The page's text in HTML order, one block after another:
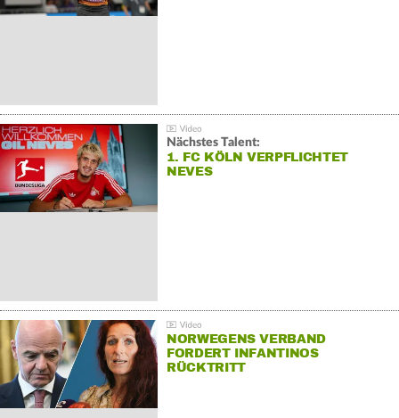
Nächstes Talent:
1. FC KÖLN VERPFLICHTET
NEVES
NORWEGENS VERBAND
FORDERT INFANTINOS
RÜCKTRITT